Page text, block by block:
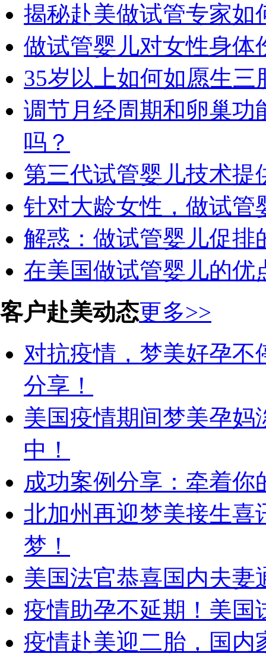
揭秘赴美做试管专家如
做试管婴儿对女性身体
35岁以上如何如愿生
调节月经周期和卵巢功
吗？
第三代试管婴儿技术提
针对大龄女性，做试管
解惑：做试管婴儿促排
在美国做试管婴儿的优
客户赴美动态更多>>
对抗疫情，梦美好孕
分享！
美国疫情期间梦美孕
中！
成功案例分享：牵着你
北加州再迎梦美接生喜
梦！
美国法官恭喜国内夫
疫情助孕不延期！美国
疫情赴美迎二胎，国内